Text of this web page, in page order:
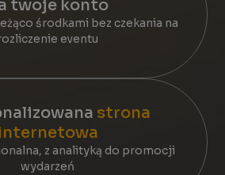
twoje konto
środkami bez czekania na
eventu
strona
z analityką do promocji
wydarzeń